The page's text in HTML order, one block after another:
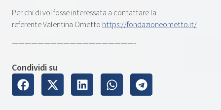
Per chi di voi fosse interessata a contattare la
referente Valentina Ometto https://fondazioneometto.it/
———————————————————-
Condividi su